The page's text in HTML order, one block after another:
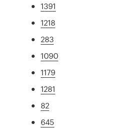
1391
1218
283
1090
1179
1281
82
645